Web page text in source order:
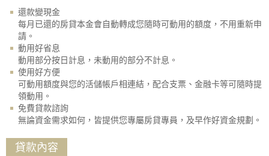
還款變現金
每月已還的房貸本金會自動轉成您隨時可動用的額度，不用重新申
請。
動用好省息
動用部分按日計息，未動用的部分不計息。
使用好方便
可動用額度與您的活儲帳戶相連結，配合支票、金融卡等可隨時提
領動用。
免費貸款諮詢
無論資金需求如何，皆提供您專屬房貸專員，及早作好資金規劃。
貸款內容